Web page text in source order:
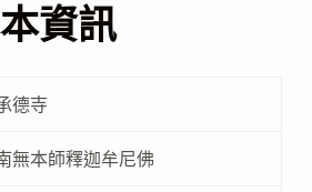
資訊
德寺
無本師釋迦牟尼佛